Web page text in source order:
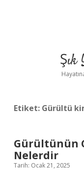
Şık
Etiket: Gürültü
Gürültünün
Nelerdir
Tarih: Ocak 21, 2025